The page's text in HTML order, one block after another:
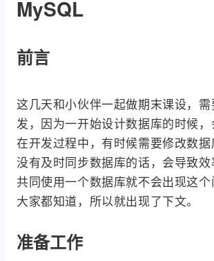
MySQL
前言
这几天和小伙伴一起做期末课设，需
发，因为一开始设计数据库的时候，
在开发过程中，有时候需要修改数据
没有及时同步数据库的话，会导致效
共同使用一个数据库就不会出现这个
大家都知道，所以就出现了下文。
准备工作